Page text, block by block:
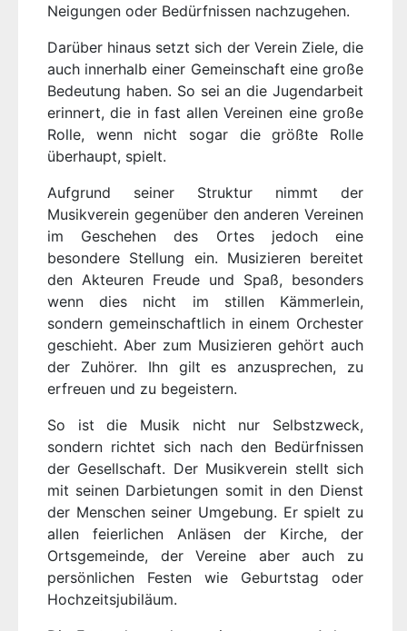
Neigungen oder Bedürfnissen nachzugehen.
Darüber hinaus setzt sich der Verein Ziele, die
auch innerhalb einer Gemeinschaft eine große
Bedeutung haben. So sei an die Jugendarbeit
erinnert, die in fast allen Vereinen eine große
Rolle, wenn nicht sogar die größte Rolle
überhaupt, spielt.
Aufgrund seiner Struktur nimmt der
Musikverein gegenüber den anderen Vereinen
im Geschehen des Ortes jedoch eine
besondere Stellung ein. Musizieren bereitet
den Akteuren Freude und Spaß, besonders
wenn dies nicht im stillen Kämmerlein,
sondern gemeinschaftlich in einem Orchester
geschieht. Aber zum Musizieren gehört auch
der Zuhörer. Ihn gilt es anzusprechen, zu
erfreuen und zu begeistern.
So ist die Musik nicht nur Selbstzweck,
sondern richtet sich nach den Bedürfnissen
der Gesellschaft. Der Musikverein stellt sich
mit seinen Darbietungen somit in den Dienst
der Menschen seiner Umgebung. Er spielt zu
allen feierlichen Anläsen der Kirche, der
Ortsgemeinde, der Vereine aber auch zu
persönlichen Festen wie Geburtstag oder
Hochzeitsjubiläum.